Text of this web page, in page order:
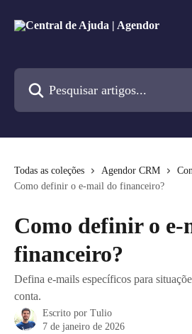
Todas as coleções Agendor CRM
Como definir o e-mail do financeiro?
Como definir o e-
financeiro?
Defina e-mails específicos para
conta.
Escrito por Tulio
7 de janeiro de 2026